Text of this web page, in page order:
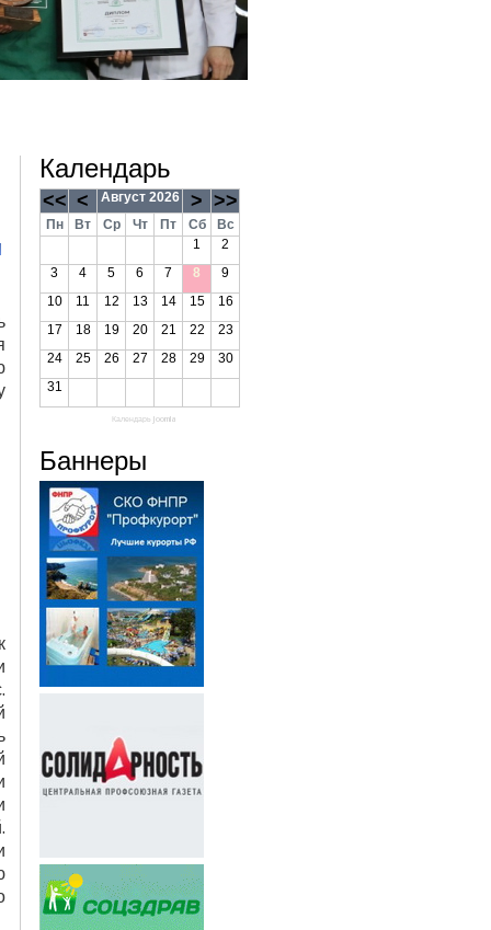
Календарь
<< < Август 2026 > >>
Пн Вт Ср Чт Пт Сб
Вс
1
2
3
4 5 6 7 8
9
10
11 12 13 14 15
16
17
18 19 20 21 22
23
24
25 26 27 28 29
30
31
Календарь Joomla
Баннеры